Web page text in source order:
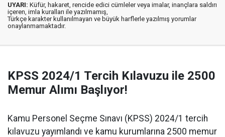
UYARI: Küfür, hakaret, rencide edici cümleler veya imalar, inançlara saldırı
içeren, imla kuralları ile yazılmamış,
Türkçe karakter kullanılmayan ve büyük harflerle yazılmış yorumlar
onaylanmamaktadır.
KPSS 2024/1 Tercih Kılavuzu ile 2500
Memur Alımı Başlıyor!
Kamu Personel Seçme Sınavı (KPSS) 2024/1 tercih
kılavuzu yayımlandı ve kamu kurumlarına 2500 memur